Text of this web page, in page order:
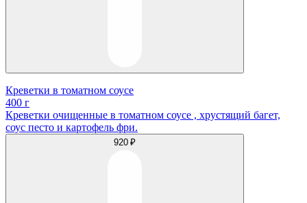
Креветки в томатном соусе
400 г
Креветки очищенные в томатном соусе , хрустящий багет,
соус песто и картофель фри.
920 ₽